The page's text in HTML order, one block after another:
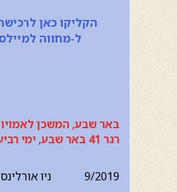
הקליקו כאן
ל-מחווה למיילס
באר שבע, המשכן
רגר 41 באר שבע, ימי רביעי, בשעה 20:30
9/2019 ניו אורלינס שלי